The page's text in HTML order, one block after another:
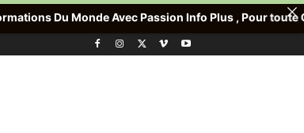
Avec Passion Info Plus , Pour toute Offre